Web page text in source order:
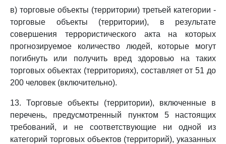
в) торговые объекты (территории) третьей категории -
торговые объекты (территории), в результате
совершения террористического акта на которых
прогнозируемое количество людей, которые могут
погибнуть или получить вред здоровью на таких
торговых объектах (территориях), составляет от 51 до
200 человек (включительно).
13. Торговые объекты (территории), включенные в
перечень, предусмотренный пунктом 5 настоящих
требований, и не соответствующие ни одной из
категорий торговых объектов (территорий), указанных